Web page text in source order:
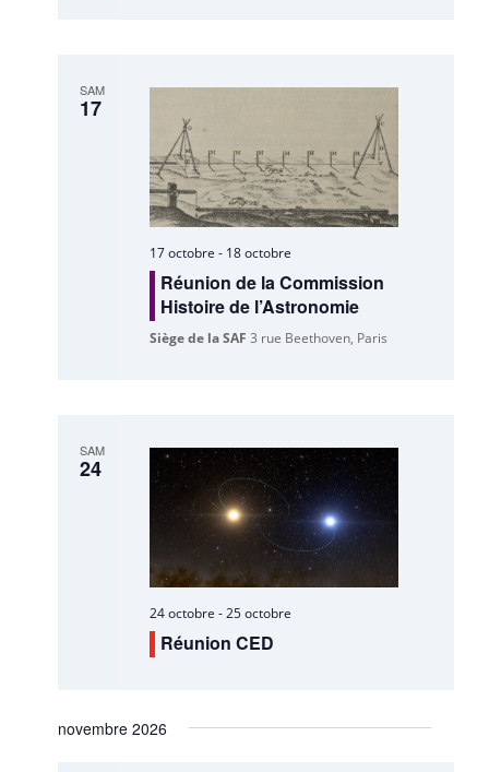
SAM
17
17 octobre - 18 octobre
Réunion de la Commission
Histoire de l’Astronomie
Siège de la SAF3 rue Beethoven, Paris
SAM
24
24 octobre -25 octobre
Réunion CED
novembre 2026